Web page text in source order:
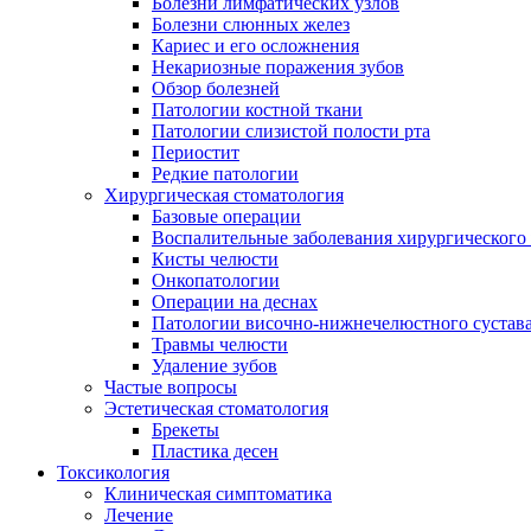
Болезни слюнных желез
Кариес и его осложнения
Некариозные поражения зубов
Обзор болезней
Патологии костной ткани
Патологии слизистой полости рта
Периостит
Редкие патологии
Хирургическая стоматология
Базовые операции
Воспалительные заболевания
Кисты челюсти
Онкопатологии
Операции на деснах
Патологии височно-нижнечелюстного сустава
Травмы челюсти
Удаление зубов
Частые вопросы
Эстетическая стоматология
Брекеты
Пластика десен
Токсикология
Клиническая симптоматика
Лечение